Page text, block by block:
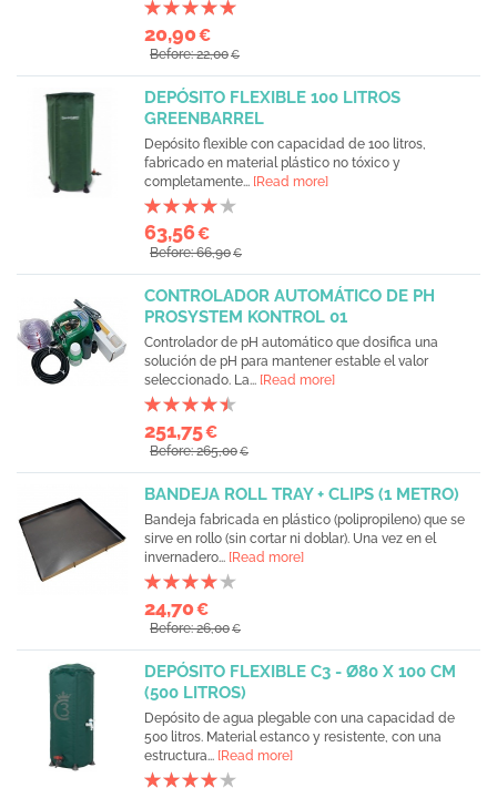
20,90€
Before: 22,00€
DEPÓSITO FLEXIBLE 100 LITROS
GREENBARREL
Depósito flexible con capacidad de 100 litros,
fabricado en material plástico no tóxico y
completamente... [Read more]
63,56€
Before: 66,90€
CONTROLADOR AUTOMÁTICO DE PH
PROSYSTEM KONTROL 01
Controlador de pH automático que dosifica una
solución de pH para mantener estable el valor
seleccionado. La... [Read more]
251,75€
Before: 265,00€
BANDEJA ROLL TRAY + CLIPS (1 METRO)
Bandeja fabricada en plástico (polipropileno) que se
sirve en rollo (sin cortar ni doblar). Una vez en el
invernadero... [Read more]
24,70€
Before: 26,00€
DEPÓSITO FLEXIBLE C3 - Ø80 X 100 CM
(500 LITROS)
Depósito de agua plegable con una capacidad de
500 litros. Material estanco y resistente, con una
estructura... [Read more]